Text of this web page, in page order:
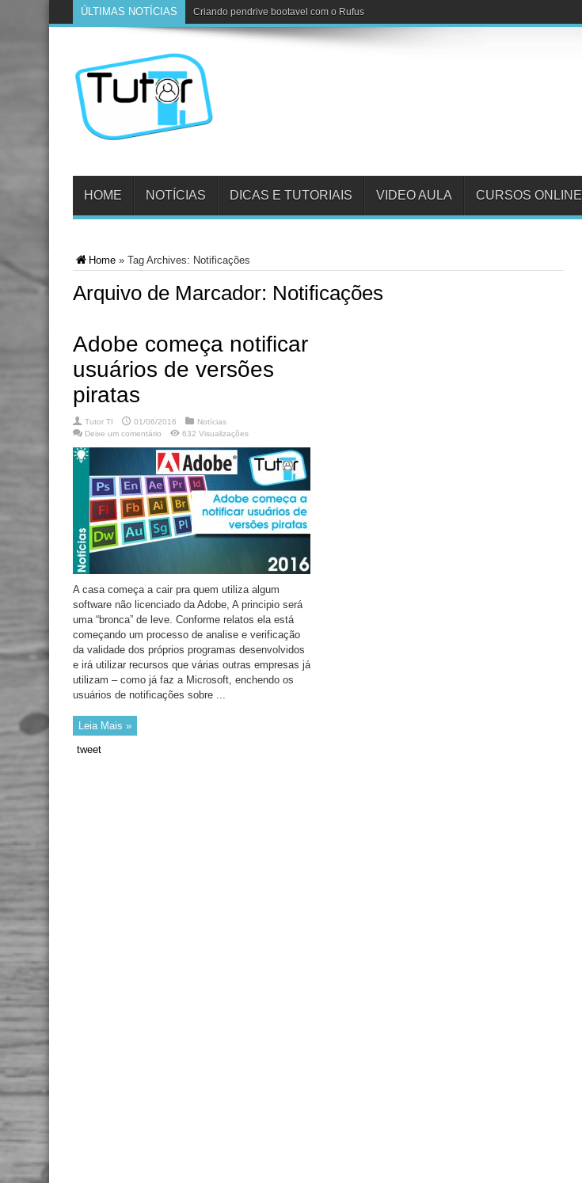
ÚLTIMAS NOTÍCIAS Criando pendrive bootavel com o Rufus
HOME NOTÍCIAS DICAS E TUTORIAIS VIDEO AULA CURSOS ONLINE
Home » Tag Archives: Notificações
Arquivo de Marcador: Notificações
Adobe começa notificar
usuários de versões
piratas
Tutor TI 01/06/2016
Notícias
Deixe um comentário
632 Visualizações
A casa começa a cair pra quem utiliza algum
software não licenciado da Adobe, A principio será
uma “bronca” de leve. Conforme relatos ela está
começando um processo de analise e verificação
da validade dos próprios programas desenvolvidos
e irá utilizar recursos que várias outras empresas já
utilizam – como já faz a Microsoft, enchendo os
usuários de notificações sobre ...
Leia Mais »
tweet